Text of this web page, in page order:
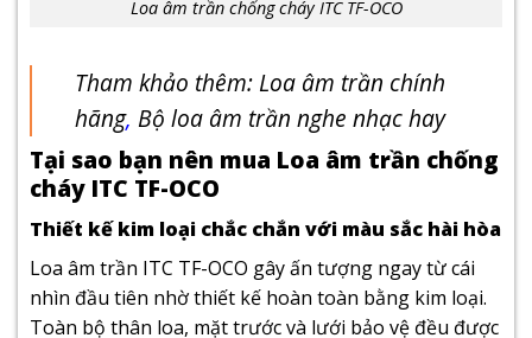
Loa âm trần chống cháy ITC TF-OCO
Tham khảo thêm: Loa âm trần chính
hãng, Bộ loa âm trần nghe nhạc hay
Tại sao bạn nên mua Loa âm trần chống
cháy ITC TF-OCO
Thiết kế kim loại chắc chắn với màu sắc hài hòa
Loa âm trần ITC TF-OCO gây ấn tượng ngay từ cái
nhìn đầu tiên nhờ thiết kế hoàn toàn bằng kim loại.
Toàn bộ thân loa, mặt trước và lưới bảo vệ đều được